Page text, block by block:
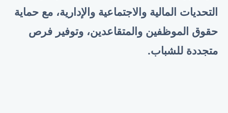
التحديات المالية والاجتماعية والإدارية، مع حماية
حقوق الموظفين والمتقاعدين، وتوفير فرص
متجددة للشباب.